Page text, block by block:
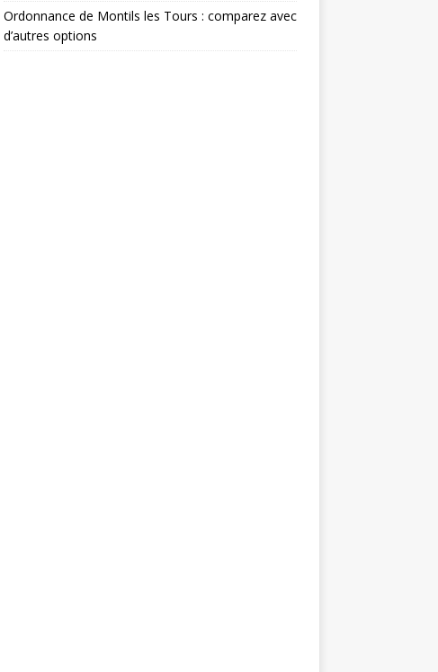
Ordonnance de Montils les Tours : comparez avec
d’autres options